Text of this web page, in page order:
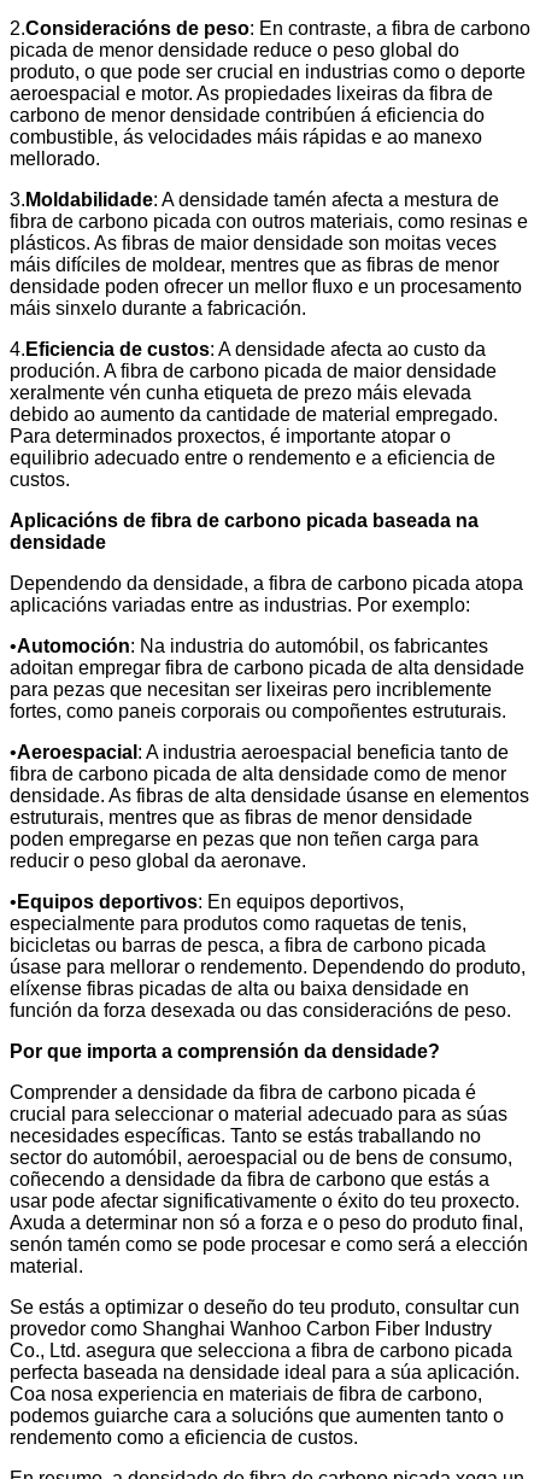
2.Consideracións de peso: En contraste, a fibra de carbono
picada de menor densidade reduce o peso global do
produto, o que pode ser crucial en industrias como o deporte
aeroespacial e motor. As propiedades lixeiras da fibra de
carbono de menor densidade contribúen á eficiencia do
combustible, ás velocidades máis rápidas e ao manexo
mellorado.
3. Moldabilidade: A densidade tamén afecta a mestura de
fibra de carbono picada con outros materiais, como resinas e
plásticos. As fibras de maior densidade son moitas veces
máis difíciles de moldear, mentres que as fibras de menor
densidade poden ofrecer un mellor fluxo e un procesamento
máis sinxelo durante a fabricación.
4. Eficiencia de custos: A densidade afecta ao custo da
produción. A fibra de carbono picada de maior densidade
xeralmente vén cunha etiqueta de prezo máis elevada
debido ao aumento da cantidade de material empregado.
Para determinados proxectos, é importante atopar o
equilibrio adecuado entre o rendemento e a eficiencia de
custos.
Aplicacións de fibra de carbono picada baseada na
densidade
Dependendo da densidade, a fibra de carbono picada atopa
aplicacións variadas entre as industrias. Por exemplo:
•Automoción: Na industria do automóbil, os fabricantes
adoitan empregar fibra de carbono picada de alta densidade
para pezas que necesitan ser lixeiras pero incriblemente
fortes, como paneis corporais ou compoñentes estruturais.
•Aeroespacial : A industria aeroespacial beneficia tanto de
fibra de carbono picada de alta densidade como de menor
densidade. As fibras de alta densidade úsanse en elementos
estruturais, mentres que as fibras de menor densidade
poden empregarse en pezas que non teñen carga para
reducir o peso global da aeronave.
• Equipos deportivos: En equipos deportivos,
especialmente para produtos como raquetas de tenis,
bicicletas ou barras de pesca, a fibra de carbono picada
úsase para mellorar o rendemento. Dependendo do produto,
elíxense fibras picadas de alta ou baixa densidade en
función da forza desexada ou das consideracións de peso.
Por que importa a comprensión da densidade?
Comprender a densidade da fibra de carbono picada é
crucial para seleccionar o material adecuado para as súas
necesidades específicas. Tanto se estás traballando no
sector do automóbil, aeroespacial ou de bens de consumo,
coñecendo a densidade da fibra de carbono que estás a
usar pode afectar significativamente o éxito do teu proxecto.
Axuda a determinar non só a forza e o peso do produto final,
senón tamén como se pode procesar e como será a elección
material.
Se estás a optimizar o deseño do teu produto, consultar cun
provedor como Shanghai Wanhoo Carbon Fiber Industry
Co., Ltd. asegura que selecciona a fibra de carbono picada
perfecta baseada na densidade ideal para a súa aplicación.
Coa nosa experiencia en materiais de fibra de carbono,
podemos guiarche cara a solucións que aumenten tanto o
rendemento como a eficiencia de custos.